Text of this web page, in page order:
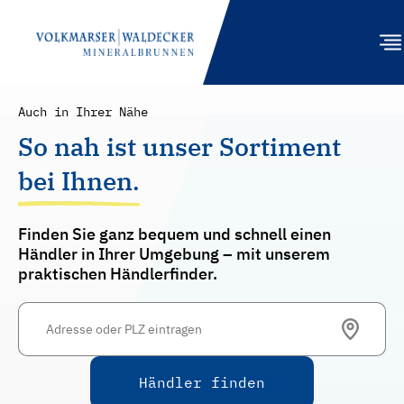
PRODUKTE
GASTRONOMIE
NACHHALTIGKEIT
ENGAGEMENT
UNTERNEHMEN
KONTAKT
Auch in Ihrer Nähe
So nah ist unser Sortiment
bei Ihnen.
Finden Sie ganz bequem und schnell einen
Händler in Ihrer Umgebung – mit unserem
praktischen Händlerfinder.